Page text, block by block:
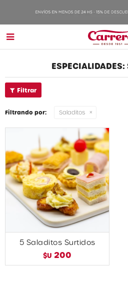

ESPECIALIDADES:
Filtrando por: Saladitos
5 Saladitos Surtidos
$U 200